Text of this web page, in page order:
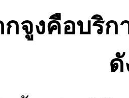
กจูงคือบริ
ดั